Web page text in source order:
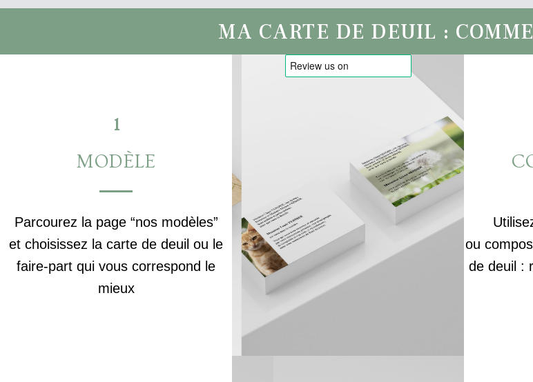
MA CARTE DE DEUIL :
1
MODÈLE
Parcourez la page “nos modèles”
et choisissez la carte de deuil ou le
faire-part qui vous correspond le
mieux
ou
de deuil :